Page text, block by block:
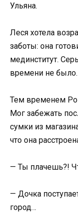
Ульяна.
Леся хотела
заботы: она
мединститут.
времени не было.
Тем временем
Мог забежать
сумки из
что она
— Ты плачешь?!
— Дочка
город…